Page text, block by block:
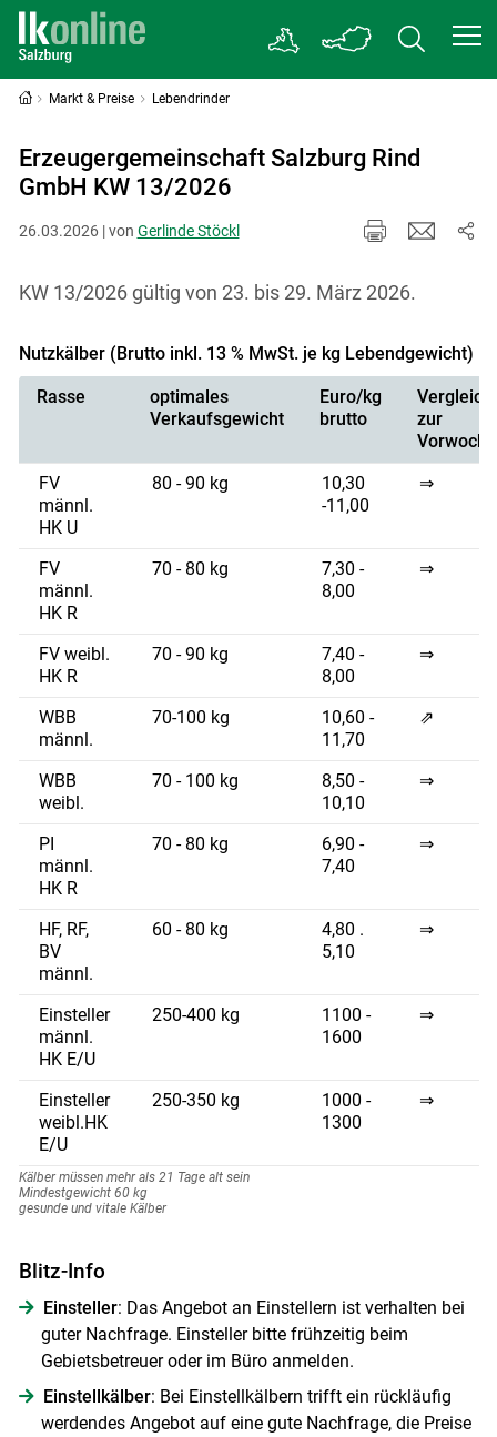
Markt & Preise Lebendrinder
Erzeugergemeinschaft Salzburg Rind
GmbH KW 13/2026
26.03.2026 | von Gerlinde Stöckl
KW 13/2026 gültig von 23. bis 29. März 2026.
Nutzkälber (Brutto inkl. 13 % MwSt. je kg Lebendgewicht)
Rasse
optimales
Verkaufsgewicht
Euro/kg
brutto
Vergleich
zur
Vorwoche
FV
männl.
HK U
80 - 90 kg
10,30
-11,00
⇒
FV
männl.
HK R
70 - 80 kg
7,30 -
8,00
⇒
FV weibl.
HK R
70 - 90 kg
7,40 -
8,00
⇒
WBB
männl.
70-100 kg
10,60 -
11,70
⇗
WBB
weibl.
70 - 100 kg
8,50 -
10,10
⇒
PI
männl.
HK R
70 - 80 kg
6,90 -
7,40
⇒
HF, RF,
BV
männl.
60 - 80 kg
4,80 .
5,10
⇒
Einsteller
männl.
HK E/U
250-400 kg
1100 -
1600
⇒
Einsteller
weibl.HK
E/U
250-350 kg
1000 -
1300
⇒
Kälber müssen mehr als 21 Tage alt sein
Mindestgewicht 60 kg
gesunde und vitale Kälber
Blitz-Info
Einsteller: Das Angebot an Einstellern ist verhalten bei
guter Nachfrage. Einsteller bitte frühzeitig beim
Gebietsbetreuer oder im Büro anmelden.
Einstellkälber: Bei Einstellkälbern trifft ein rückläufig
werdendes Angebot auf eine gute Nachfrage, die Preise